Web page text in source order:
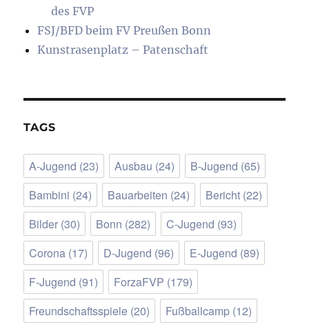
des FVP
FSJ/BFD beim FV Preußen Bonn
Kunstrasenplatz – Patenschaft
TAGS
A-Jugend (23) Ausbau (24) B-Jugend (65)
Bambini (24) Bauarbeiten (24) Bericht (22)
Bilder (30) Bonn (282) C-Jugend (93)
Corona (17) D-Jugend (96) E-Jugend (89)
F-Jugend (91) ForzaFVP (179)
Freundschaftsspiele (20) Fußballcamp (12)